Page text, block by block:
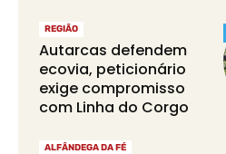
REGIÃO
Autarcas defendem
ecovia, peticionário
exige compromisso
com Linha do Corgo
ALFÂNDEGA DA FÉ